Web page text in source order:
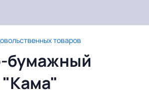
товаров
бумажный